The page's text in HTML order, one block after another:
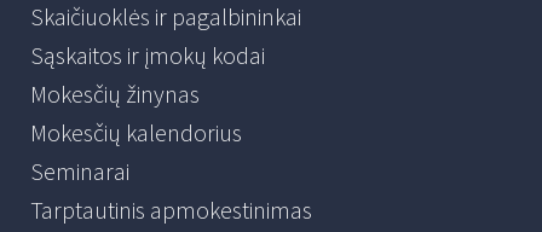
Skaičiuoklės ir pagalbininkai
Sąskaitos ir įmokų kodai
Mokesčių žinynas
Mokesčių kalendorius
Seminarai
Tarptautinis apmokestinimas